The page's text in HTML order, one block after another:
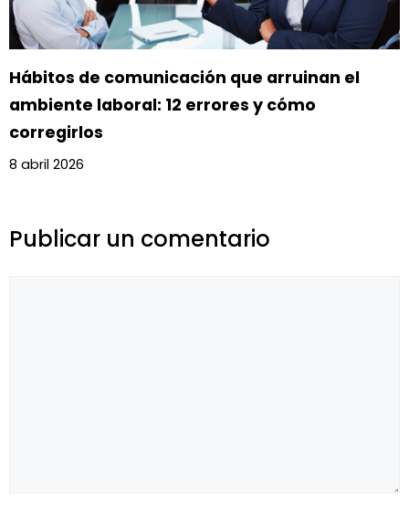
Hábitos de comunicación que arruinan el
ambiente laboral: 12 errores y cómo
corregirlos
8 abril 2026
Publicar un comentario